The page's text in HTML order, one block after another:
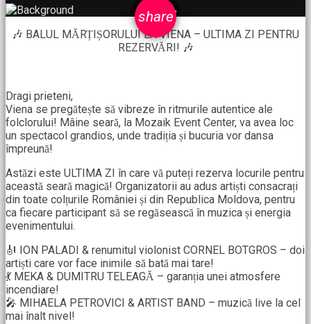
share
email
🎶 BALUL MĂRȚIȘORULUI LA VIENA – ULTIMA ZI PENTRU
REZERVĂRI! 🎶
Dragi prieteni,
Viena se pregătește să vibreze în ritmurile autentice ale
folclorului! Mâine seară, la Mozaik Event Center, va avea loc
un spectacol grandios, unde tradiția și bucuria vor dansa
împreună!
Astăzi este ULTIMA ZI în care vă puteți rezerva locurile pentru
această seară magică! Organizatorii au adus artiști consacrați
din toate colțurile României și din Republica Moldova, pentru
ca fiecare participant să se regăsească în muzica și energia
evenimentului.
🎻 ION PALADI & renumitul violonist CORNEL BOTGROS – doi
artiști care vor face inimile să bată mai tare!
💃 MEKA & DUMITRU TELEAGĂ – garanția unei atmosfere
incendiare!
🎤 MIHAELA PETROVICI & ARTIST BAND – muzică live la cel
mai înalt nivel!